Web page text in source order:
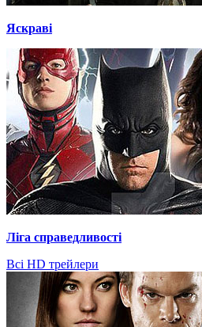
Яскраві
Ліга справедливості
Всі HD трейлери